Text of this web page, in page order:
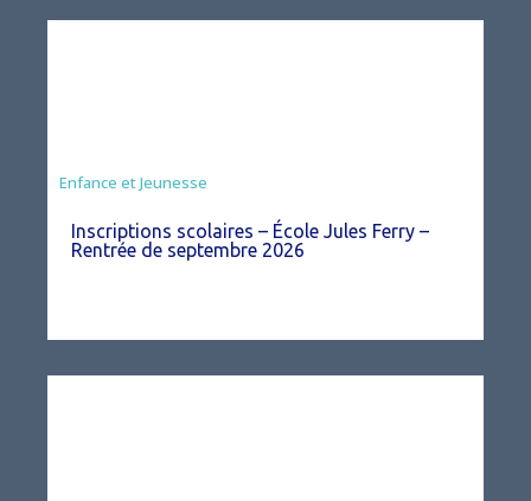
Enfance et Jeunesse
Inscriptions scolaires – École Jules Ferry –
Rentrée de septembre 2026